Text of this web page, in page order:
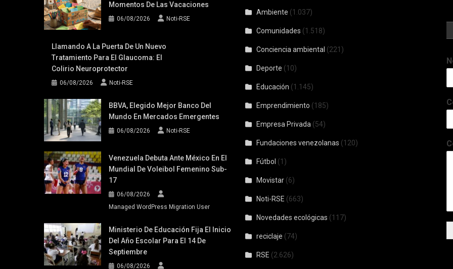
Momentos De Las Vacaciones
06/08/2026 Noti-RSE
Llamando A La Puerta De Un Nuevo
Tratamiento Para El Glaucoma: El
Colirio Neuroprotector
06/08/2026 Noti-RSE
BBVA, Elegido Mejor Banco Del
Mundo En Mercados Emergentes
06/08/2026 Noti-RSE
Venezuela Debuta Ante México En El
Mundial De Voleibol Femenino Sub-
17
06/08/2026
Managed WordPress Migration User
Ministerio De Educación Fija El Inicio
Del Año Escolar Para El 14 De
Septiembre
06/08/2026
Ambiente (1.037)
Comunidades (1.518)
Conciencia ambiental (221)
Deporte (10)
Educación (1.145)
Emprendimiento (185)
Empresa Privada (54)
Fundaciones venezolanas (120)
Fútbol (1)
Movistar (6)
Noti-RSE (663)
Novedades ecológicas (117)
reciclaje (74)
RSE (2.626)